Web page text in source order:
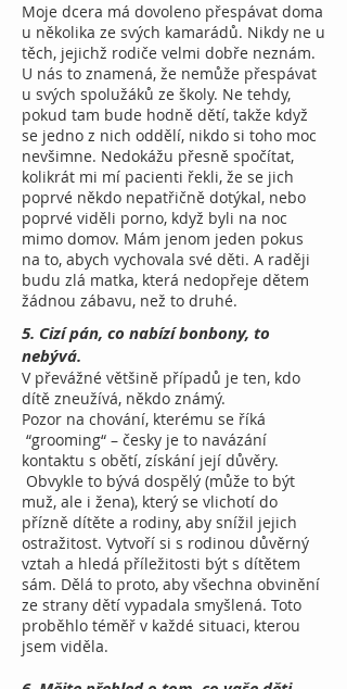
Moje dcera má dovoleno přespávat doma
u několika ze svých kamarádů. Nikdy ne u
těch, jejichž rodiče velmi dobře neznám.
U nás to znamená, že nemůže přespávat
u svých spolužáků ze školy. Ne tehdy,
pokud tam bude hodně dětí, takže když
se jedno z nich oddělí, nikdo si toho moc
nevšimne. Nedokážu přesně spočítat,
kolikrát mi mí pacienti řekli, že se jich
poprvé někdo nepatřičně dotýkal, nebo
poprvé viděli porno, když byli na noc
mimo domov. Mám jenom jeden pokus
na to, abych vychovala své děti. A raději
budu zlá matka, která nedopřeje dětem
žádnou zábavu, než to druhé.
5. Cizí pán, co nabízí bonbony, to
nebývá.
V převážné většině případů je ten, kdo
dítě zneužívá, někdo známý.
Pozor na chování, kterému se říká
“grooming“ – česky je to navázání
kontaktu s obětí, získání její důvěry.
Obvykle to bývá dospělý (může to být
muž, ale i žena), který se vlichotí do
přízně dítěte a rodiny, aby snížil jejich
ostražitost. Vytvoří si s rodinou důvěrný
vztah a hledá příležitosti být s dítětem
sám. Dělá to proto, aby všechna obvinění
ze strany dětí vypadala smyšlená. Toto
proběhlo téměř v každé situaci, kterou
jsem viděla.